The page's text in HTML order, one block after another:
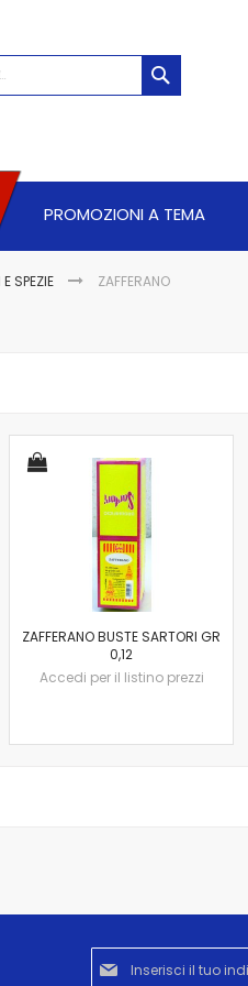
PROMOZIONI A TEMA
SPEZIE ZAFFERANO
ZAFFERANO BUSTE SARTORI GR
0,12
Accedi per il listino prezzi
Iscriviti
alla